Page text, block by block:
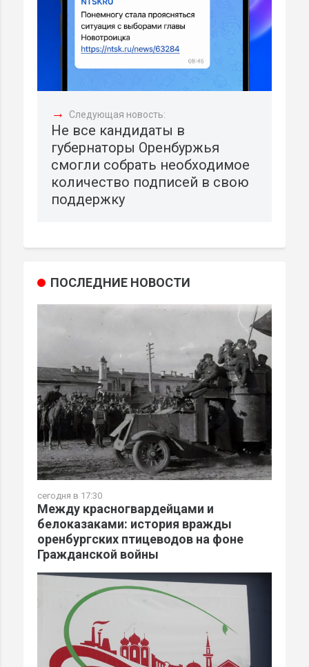
→ Следующая новость:
Не все кандидаты в
губернаторы Оренбуржья
смогли собрать необходимое
количество подписей в свою
поддержку
ПОСЛЕДНИЕ НОВОСТИ
сегодня в 17:30
Между красногвардейцами и
белоказаками: история вражды
оренбургских птицеводов на фоне
Гражданской войны